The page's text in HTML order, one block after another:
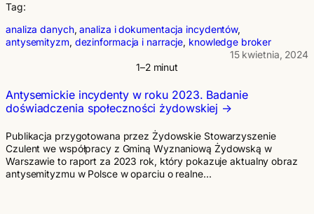
Tag:
analiza danych, analiza i dokumentacja incydentów
antysemityzm, dezinformacja i narracje, knowledge broker
15 kwietnia, 2024
1–2 minut
Antysemickie incydenty w roku 2023. Badanie
doświadczenia społeczności żydowskiej
Publikacja przygotowana przez Żydowskie Stowarzyszenie
Czulent we współpracy z Gminą Wyznaniową Żydowską w
Warszawie to raport za 2023 rok, który pokazuje aktualny obraz
antysemityzmu w Polsce w oparciu o realne…